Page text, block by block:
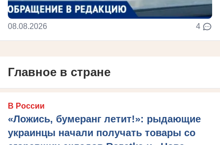
08.08.2026 4
Главное в стране
В России
«Ложись, бумеранг летит!»: рыдающие
украинцы начали получать товары со